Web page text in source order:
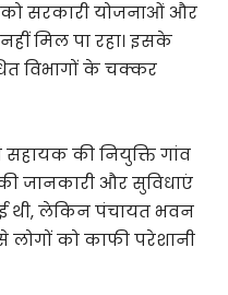
को सरकारी योजनाओं और
मिल पा रहा। इसके
विभागों के चक्कर
सहायक की नियुक्ति गांव
जानकारी और सुविधाएं
थी, लेकिन पंचायत भवन
लोगों को काफी परेशानी